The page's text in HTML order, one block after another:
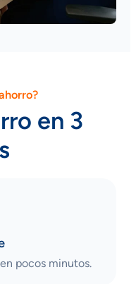
en 3
pocos minutos.